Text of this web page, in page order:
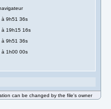
à 9h51 36s
à 19h15 16s
à 9h51 36s
à 1h00 00s
can be changed by the file's owner